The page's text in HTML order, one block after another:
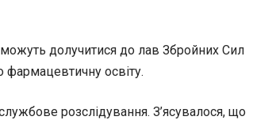
долучитися до лав Збройних Сил
освіту.
розслідування. З’ясувалося, що